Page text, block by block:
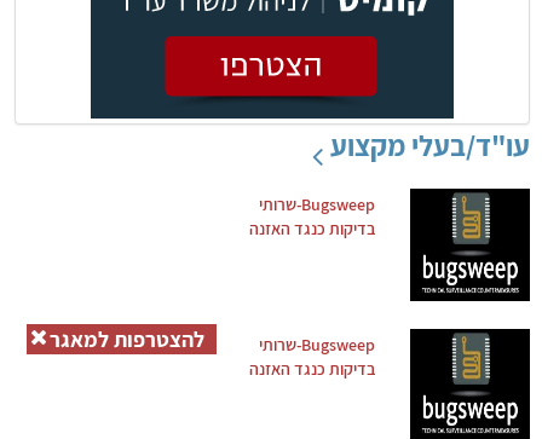
עו"ד/בעלי מקצוע
Bugsweep-שרותי
בדיקות כנגד האזנה
Bugsweep-שרותי
בדיקות כנגד האזנה
להצטרפות למאגר